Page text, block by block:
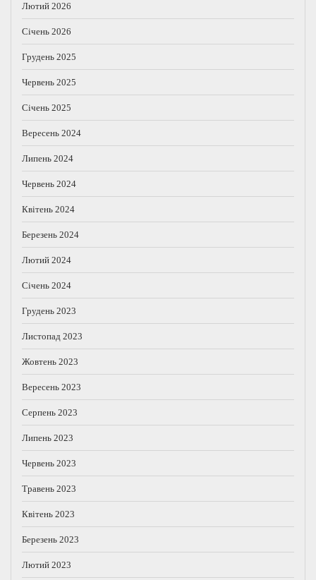
Лютий 2026
Січень 2026
Грудень 2025
Червень 2025
Січень 2025
Вересень 2024
Липень 2024
Червень 2024
Квітень 2024
Березень 2024
Лютий 2024
Січень 2024
Грудень 2023
Листопад 2023
Жовтень 2023
Вересень 2023
Серпень 2023
Липень 2023
Червень 2023
Травень 2023
Квітень 2023
Березень 2023
Лютий 2023